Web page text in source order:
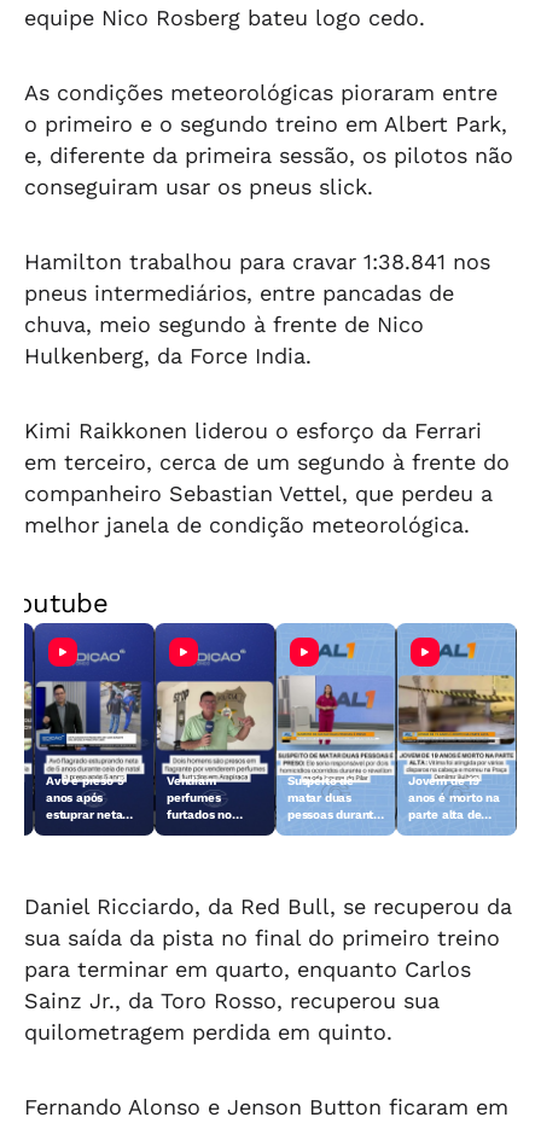
equipe Nico Rosberg bateu logo cedo.
As condições meteorológicas pioraram entre
o primeiro e o segundo treino em Albert Park,
e, diferente da primeira sessão, os pilotos não
conseguiram usar os pneus slick.
Hamilton trabalhou para cravar 1:38.841 nos
pneus intermediários, entre pancadas de
chuva, meio segundo à frente de Nico
Hulkenberg, da Force India.
Kimi Raikkonen liderou o esforço da Ferrari
em terceiro, cerca de um segundo à frente do
companheiro Sebastian Vettel, que perdeu a
melhor janela de condição meteorológica.
Avô é preso 5
anos após
estuprar neta
Vendiam
perfumes
furtados no
Suspeito de
matar duas
pessoas durante
Jovem de 19
anos é morto na
parte alta de
Daniel Ricciardo, da Red Bull, se recuperou da
sua saída da pista no final do primeiro treino
para terminar em quarto, enquanto Carlos
Sainz Jr., da Toro Rosso, recuperou sua
quilometragem perdida em quinto.
Fernando Alonso e Jenson Button ficaram em